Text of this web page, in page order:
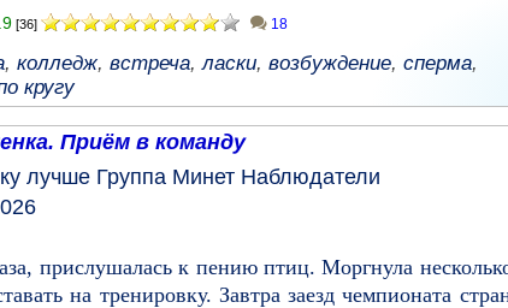
[36] 18
, колледж, встреча,ласки, возбуждение, сперма,
кругу
Приём в команду
лучше Группа Минет Наблюдатели
прислушалась к пению птиц. Моргнула
на тренировку. Завтра заезд чемпионата